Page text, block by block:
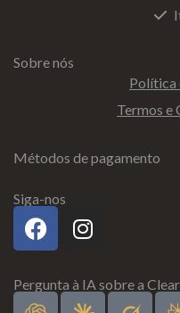
Sobre nós
Política
Termos e
Métodos de pagamento
Siga-nos
Pergunta à IA sobre a